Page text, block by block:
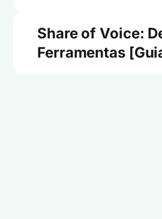
Share of Voice:
Ferramentas